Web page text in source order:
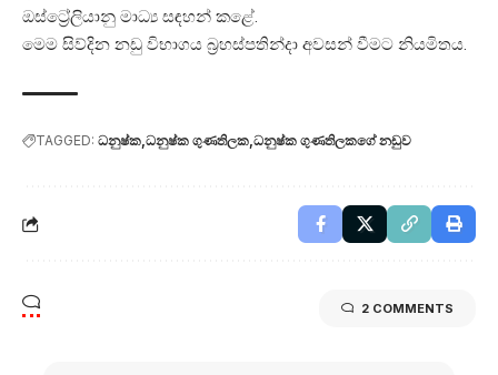
ඔස්ට්‍රේලියානු මාධ්‍ය සඳහන් කළේ.
මෙම සිව්දින නඩු විභාගය බ්‍රහස්පතින්දා අවසන් වීමට නියමිතය.
TAGGED: ධනුෂ්ක ධනුෂ්ක ගුණතිලක ධනුෂ්ක ගුණතිලකගේ නඩුව
2 COMMENTS